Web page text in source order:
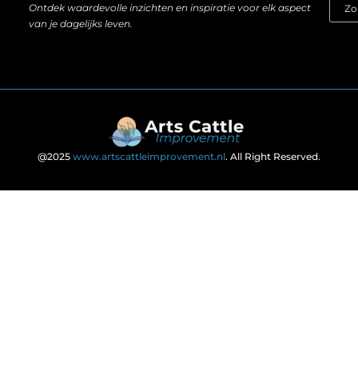
Ontdek waardevolle inzichten en inspiratie voor elk aspect
van je dagelijks leven.
@2025 www.artscattleimprovement.nl. All Right Reserved.